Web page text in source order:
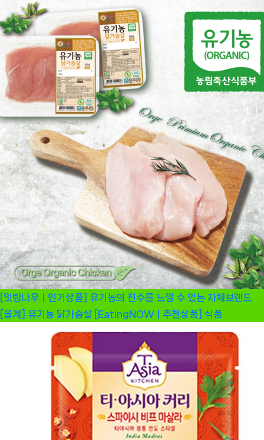
[잇팅나우ㅣ인기상품] 유기농의 진수를 느낄 수 있는 자체브랜드
[올계] 유기농 닭가슴살 [EatingNOWㅣ추천상품] 식품